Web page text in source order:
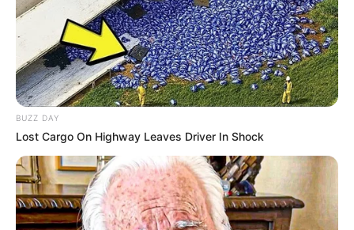
Pagamento do Piso: Confira a lista das cidades que já
pagaram osR$ 2.424
BUZZ DAY
Lost Cargo On Highway Leaves Driver In Shock